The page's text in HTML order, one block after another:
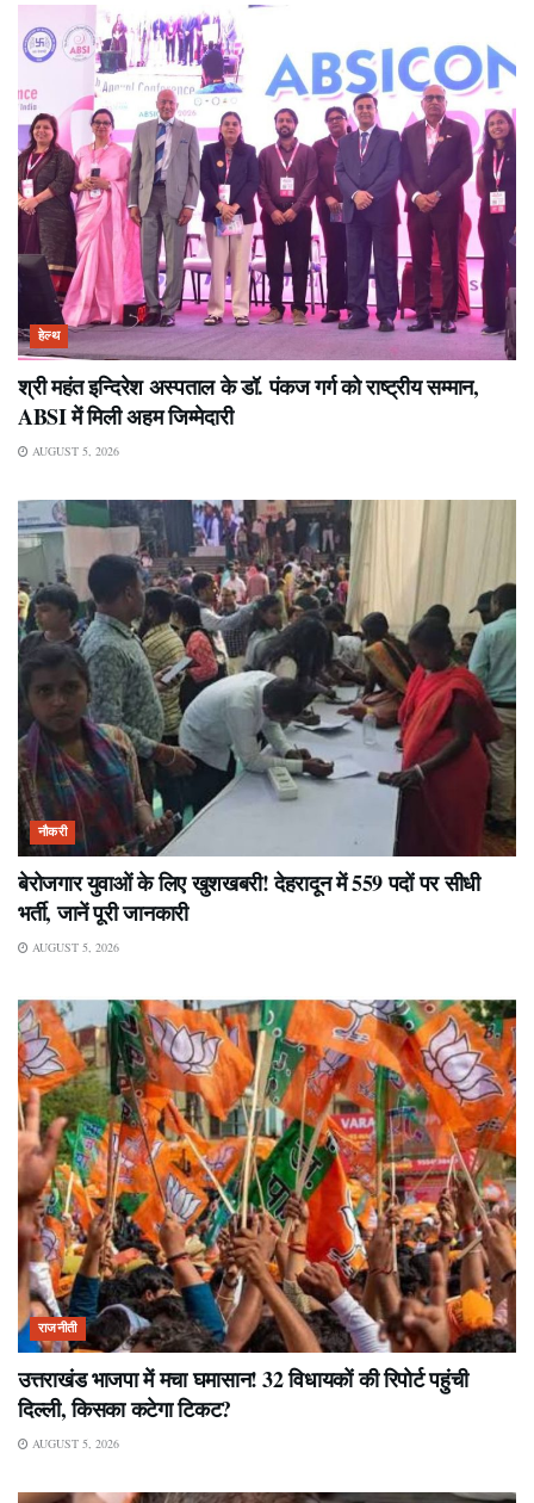
हेल्थ
श्री महंत इन्दिरेश अस्पताल के डॉ. पंकज गर्ग को राष्ट्रीय सम्मान,
ABSI में मिली अहम जिम्मेदारी
AUGUST 5, 2026
नौकरी
बेरोजगार युवाओं के लिए खुशखबरी! देहरादून में 559 पदों पर सीधी
भर्ती, जानें पूरी जानकारी
AUGUST 5, 2026
राजनीती
उत्तराखंड भाजपा में मचा घमासान! 32 विधायकों की रिपोर्ट पहुंची
दिल्ली, किसका कटेगा टिकट?
AUGUST 5, 2026